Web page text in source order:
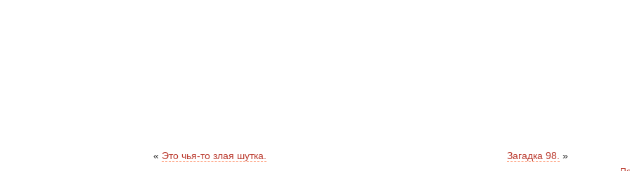
« Это чья-то злая шутка. Загадка 98. »